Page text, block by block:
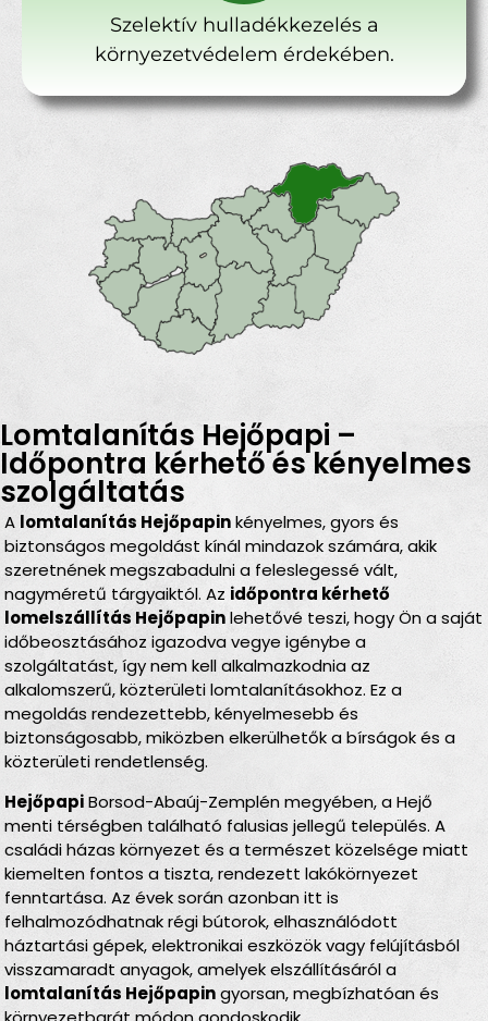
Szelektív hulladékkezelés a
környezetvédelem érdekében.
Lomtalanítás Hejőpapi –
Időpontra kérhető és kényelmes
szolgáltatás
A lomtalanítás Hejőpapinkényelmes, gyors és
biztonságos megoldást kínál mindazok számára, akik
szeretnének megszabadulni a feleslegessé vált,
nagyméretű tárgyaiktól. Az időpontra kérhető
lomelszállítás Hejőpapinlehetővé teszi, hogy Ön a saját
időbeosztásához igazodva vegye igénybe a
szolgáltatást, így nem kell alkalmazkodnia az
alkalomszerű, közterületi lomtalanításokhoz. Ez a
megoldás rendezettebb, kényelmesebb és
biztonságosabb, miközben elkerülhetők a bírságok és a
közterületi rendetlenség.
HejőpapiBorsod-Abaúj-Zemplén megyében, a Hejő
menti térségben található falusias jellegű település. A
családi házas környezet és a természet közelsége miatt
kiemelten fontos a tiszta, rendezett lakókörnyezet
fenntartása. Az évek során azonban itt is
felhalmozódhatnak régi bútorok, elhasználódott
háztartási gépek, elektronikai eszközök vagy felújításból
visszamaradt anyagok, amelyek elszállításáról a
lomtalanítás Hejőpapingyorsan, megbízhatóan és